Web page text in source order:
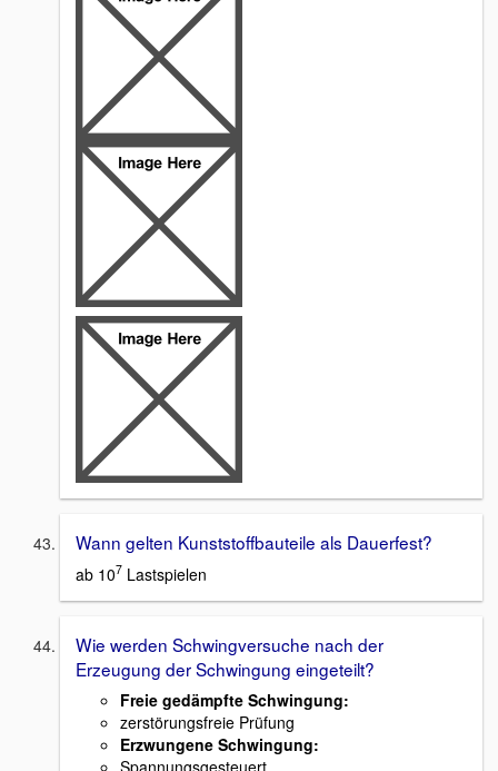
Wann gelten Kunststoffbauteile als Dauerfest?
ab 107 Lastspielen
Wie werden Schwingversuche nach der
Erzeugung der Schwingung eingeteilt?
Freie gedämpfte Schwingung:
zerstörungsfreie Prüfung
Erzwungene Schwingung: